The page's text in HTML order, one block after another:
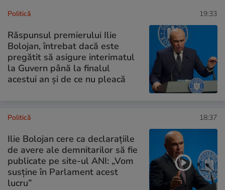
Politică 19:33
Răspunsul premierului Ilie
Bolojan, întrebat dacă este
pregătit să asigure interimatul
la Guvern până la finalul
acestui an și de ce nu pleacă
Politică 18:37
Ilie Bolojan cere ca declarațiile
de avere ale demnitarilor să fie
publicate pe site-ul ANI: „Vom
susține în Parlament acest
lucru”